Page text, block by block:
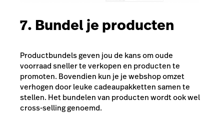
7. Bundel je producten
Productbundels geven jou de kans om oude
voorraad sneller te verkopen en producten te
promoten. Bovendien kun je je webshop omzet
verhogen door leuke cadeaupakketten samen te
stellen. Het bundelen van producten wordt ook wel
cross-sellinggenoemd.